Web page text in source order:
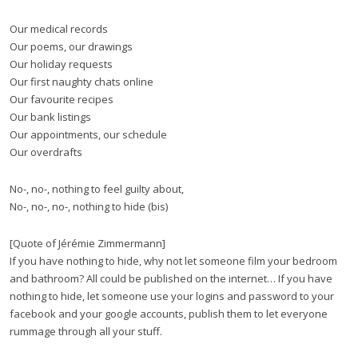
Our medical records
Our poems, our drawings
Our holiday requests
Our first naughty chats online
Our favourite recipes
Our bank listings
Our appointments, our schedule
Our overdrafts
No-, no-, nothing to feel guilty about,
No-, no-, no-, nothing to hide (bis)
[Quote of Jérémie Zimmermann]
If you have nothing to hide, why not let someone film your bedroom
and bathroom? All could be published on the internet… If you have
nothing to hide, let someone use your logins and password to your
facebook and your google accounts, publish them to let everyone
rummage through all your stuff.